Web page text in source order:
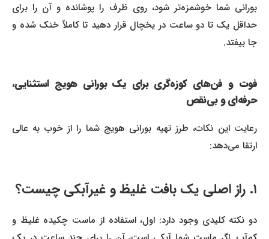
بورانی شما خوشمزه‌تر شود، روی ظرف را پوشانده و آن را برای
حداقل یک تا دو ساعت در یخچال قرار دهید تا کاملاً خنک شده و
جا بیفتد.
فوت و فن‌های کوزه‌گری برای یک بورانی هویج استثنایی،
حرفه‌ای و بی‌نقص
رعایت این نکات، طرز تهیه بورانی هویج شما را از خوب به عالی
ارتقا می‌دهد:
دو نکته کلیدی وجود دارد: اول، استفاده از ماست چکیده غلیظ و